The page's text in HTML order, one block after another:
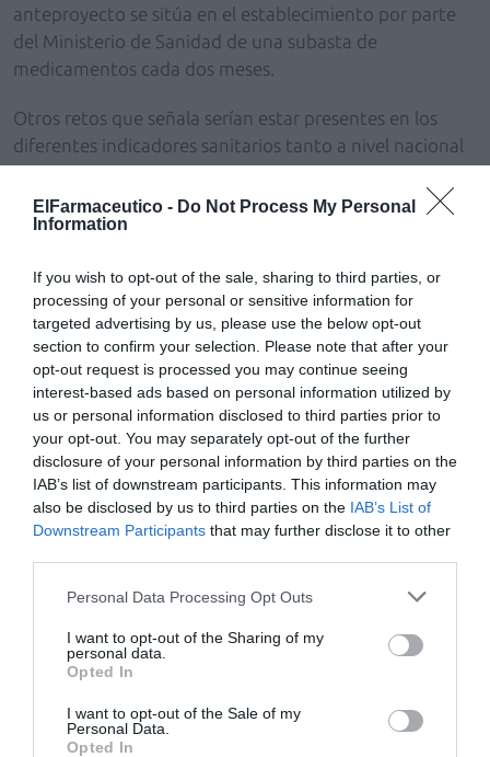
ElFarmaceutico - Do Not Process My Personal
Information
If you wish to opt-out of the sale, sharing to third parties, or
processing of your personal or sensitive information for
targeted advertising by us, please use the below opt-out
section to confirm your selection. Please note that after your
opt-out request is processed you may continue seeing
interest-based ads based on personal information utilized by
us or personal information disclosed to third parties prior to
your opt-out. You may separately opt-out of the further
disclosure of your personal information by third parties on the
IAB’s list of downstream participants. This information may
also be disclosed by us to third parties on the IAB’s List of
Downstream Participants that may further disclose it to other
Personal Data Processing Opt Outs
I want to opt-out of the Sharing of my
personal data.
Opted In
I want to opt-out of the Sale of my
Personal Data.
Opted In
anteproyecto se sitúa en el establecimiento por parte
del Ministerio de Sanidad de una subasta de
medicamentos cada dos meses.
Otros retos que señala serían estar presentes en los
diferentes indicadores sanitarios tanto a nivel nacional
como autonómico, así como en los planes sanitarios de
cada comunidad autónoma, y avanzar en los procesos
de registro de la actividad clínica del farmacéutico con
hace hincapié en la importancia de la investigación de la
evidencia que generan los servicios profesionales, y en la
necesidad de la recertificación profesional.
AñadirEl Farmacéuticocomo fuente preferida
de Google de forma gratuita
Mantente informado con las últimas noticias de actualidad.
ACTIVAR AHORA